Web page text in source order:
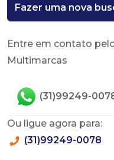
Fazer uma nova
Entre em contato
Multimarcas
(31)99249-
Ou ligue agora para:
(31)99249-0078